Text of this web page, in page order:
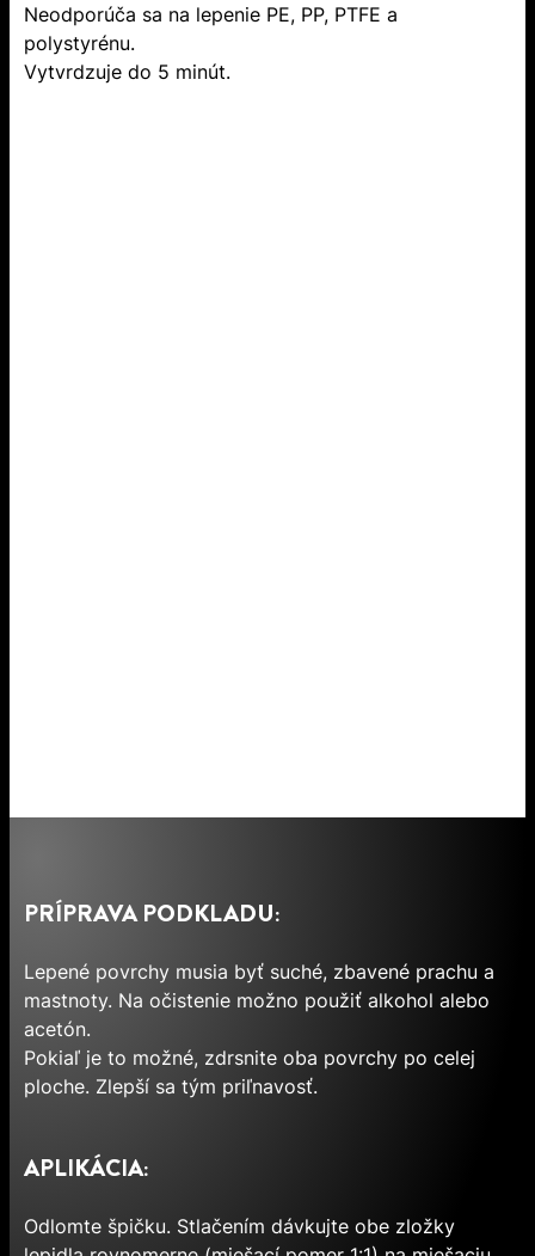
Neodporúča sa na lepenie PE, PP, PTFE a
polystyrénu.
Vytvrdzuje do 5 minút.
PRÍPRAVA PODKLADU:
Lepené povrchy musia byť suché, zbavené prachu a
mastnoty. Na očistenie možno použiť alkohol alebo
acetón.
Pokiaľ je to možné, zdrsnite oba povrchy po celej
ploche. Zlepší sa tým priľnavosť.
APLIKÁCIA:
Odlomte špičku. Stlačením dávkujte obe zložky